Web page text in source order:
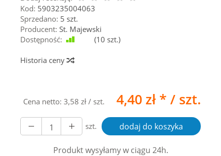
Kod: 5903235004063
Sprzedano: 5 szt.
Producent: St. Majewski
Dostępność:
(10 szt.)
Historia ceny
Cena netto: 3,58 zł / szt. 4,40 zł * / szt.
szt. dodaj do koszyka
Produkt wysyłamy w ciągu 24h.